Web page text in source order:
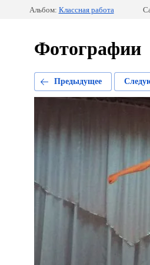
Альбом: Классная работа
Фотографии
Предыдущее